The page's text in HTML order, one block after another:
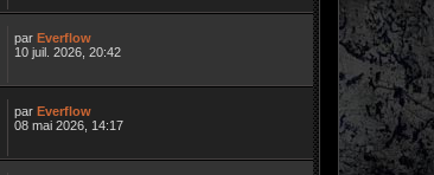
par Everflow
10 juil. 2026, 20:42
par Everflow
08 mai 2026, 14:17